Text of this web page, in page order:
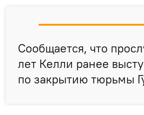
Сообщается, что
лет Келли ранее
по закрытию тюрьмы